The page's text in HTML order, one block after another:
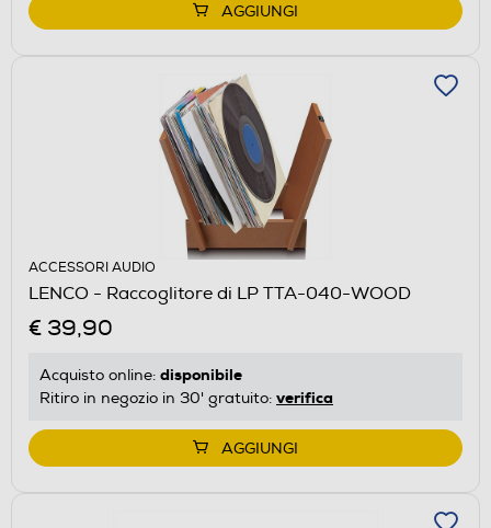
AGGIUNGI
ACCESSORI AUDIO
LENCO - Raccoglitore di LP TTA-040-WOOD
€ 39,90
Acquisto online: disponibile
Ritiro in negozio in 30' gratuito: verifica
AGGIUNGI